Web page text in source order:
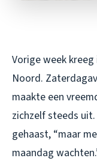
Vorige week
Noord.
maakte een
zichzelf steeds
gehaast, “maar
maandag